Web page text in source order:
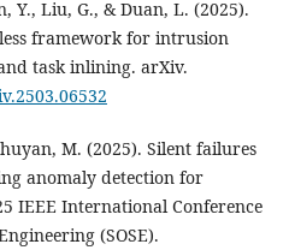
Y., Liu, G., & Duan, L. (2025).
framework for intrusion
task inlining. arXiv.
M. (2025). Silent failures
anomaly detection for
IEEE International Conference
(SOSE).